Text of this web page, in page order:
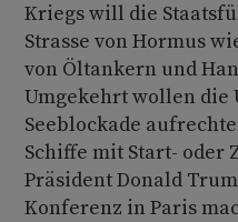
Kriegs will die
Strasse von Hormus
von Öltankern und
Umgekehrt wollen die
Seeblockade
Schiffe mit Start-
Präsident Donald
Konferenz in Paris